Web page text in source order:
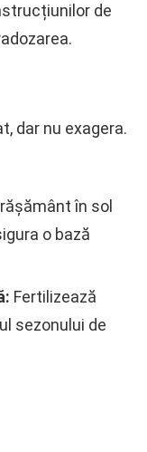
de
dar nu exagera.
în sol
o bază
Fertilizează
sezonului de